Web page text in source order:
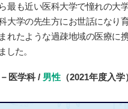
最も近い医科大学で憧れの大
大学の先生方にお世話になり
れたような過疎地域の医療に
した。
医学科 / 男性（2021年度入学